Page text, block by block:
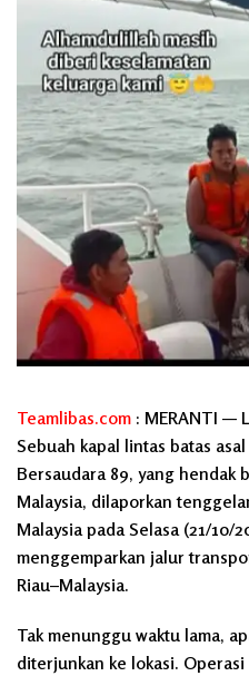
Teamlibas.com : MERANTI —
Sebuah kapal lintas batas
Bersaudara 89, yang hendak
Malaysia, dilaporkan
Malaysia pada Selasa (21/10/
menggemparkan jalur
Riau–Malaysia.
Tak menunggu waktu lama,
diterjunkan ke lokasi.